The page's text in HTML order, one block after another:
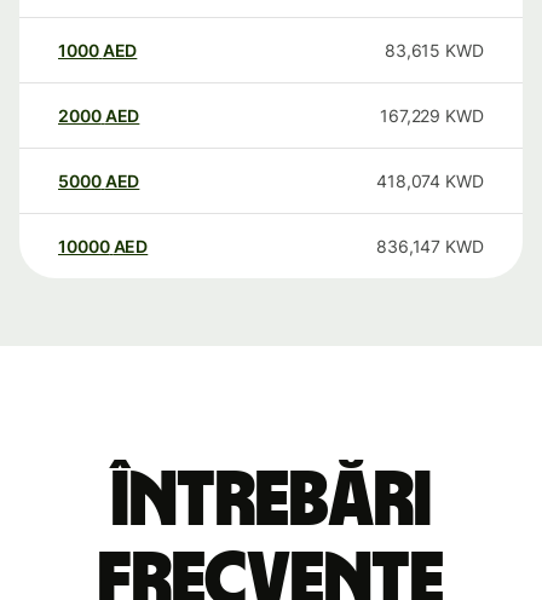
1000AED 83,615 KWD
2000AED 167,229 KWD
5000AED 418,074 KWD
10000 AED 836,147 KWD
Întrebări
frecvente